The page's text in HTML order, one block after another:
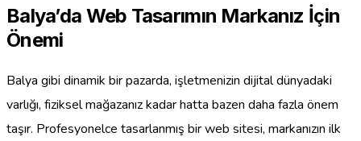
Balya’da Web Tasarımın Markanız İçin
Önemi
Balya gibi dinamik bir pazarda, işletmenizin dijital dünyadaki
varlığı, fiziksel mağazanız kadar hatta bazen daha fazla önem
taşır. Profesyonelce tasarlanmış bir web sitesi, markanızın ilk